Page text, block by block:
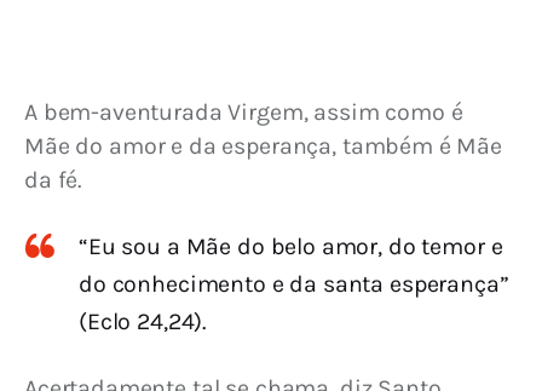
A bem-aventurada Virgem, assim como é
Mãe do amor e da esperança, também é Mãe
da fé.
“Eu sou a Mãe do belo amor, do temor e
do conhecimento e da santa esperança”
(Eclo 24,24).